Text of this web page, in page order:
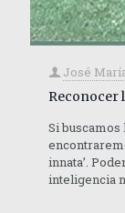
José
Reconocer
Si buscamos
innata’.
inteligencia